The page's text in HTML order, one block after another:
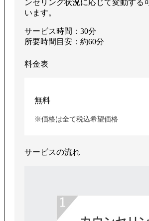
ンセリング状況に応じて変動する
います。
サービス時間：30分
所要時間目安：約60分
料金表
無料
※価格は全て税込希望価格
サービスの流れ